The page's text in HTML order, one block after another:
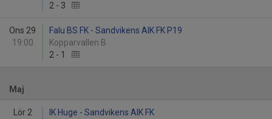
2 - 3
Ons 29
19:00
Falu BS FK - Sandvikens AIK FK P19
Kopparvallen B
2 - 1
Maj
Lör 2
IK Huge - Sandvikens AIK FK